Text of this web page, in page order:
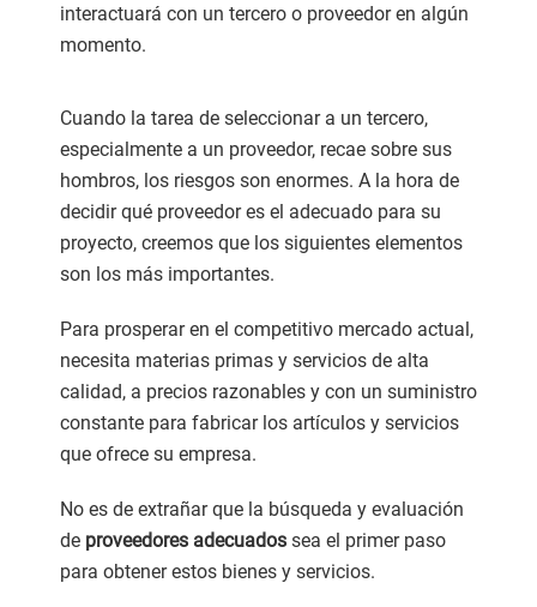
interactuará con un tercero o proveedor en algún
momento.
Cuando la tarea de seleccionar a un tercero,
especialmente a un proveedor, recae sobre sus
hombros, los riesgos son enormes. A la hora de
decidir qué proveedor es el adecuado para su
proyecto, creemos que los siguientes elementos
son los más importantes.
Para prosperar en el competitivo mercado actual,
necesita materias primas y servicios de alta
calidad, a precios razonables y con un suministro
constante para fabricar los artículos y servicios
que ofrece su empresa.
No es de extrañar que la búsqueda y evaluación
de proveedores adecuados sea el primer paso
para obtener estos bienes y servicios.